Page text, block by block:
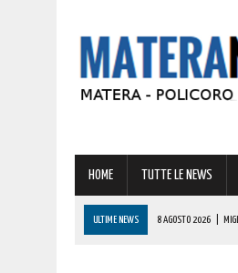
HOME TUTTE LE NEWS
ULTIME NEWS 8 AGOSTO 2026